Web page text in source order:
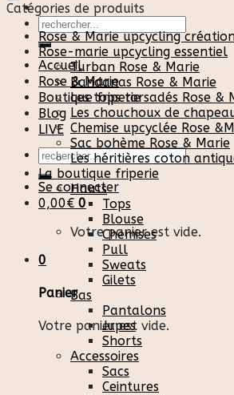
Recherche
pour :
Accueil
Rose & Marie
Boutique friperie
Blog
LIVE
Recherche
pour :
Se connecter
0,00€ 0
Votre panier est vide.
0
Panier
Votre panier est vide.
Catégories de produits
Rose & Marie upcycling
Rose-marie upcycling essentiel
Turban Rose & Marie
Bandanas Rose & Marie
Les tops torsadés Rose &
Les chouchoux de
Chemise upcyclée Rose
Sac bohème Rose & Marie
Les héritières coton
La boutique friperie
Hauts
Tops
Blouse
Chemises
Pull
Sweats
Gilets
Bas
Pantalons
Jupes
Shorts
Accessoires
Sacs
Ceintures